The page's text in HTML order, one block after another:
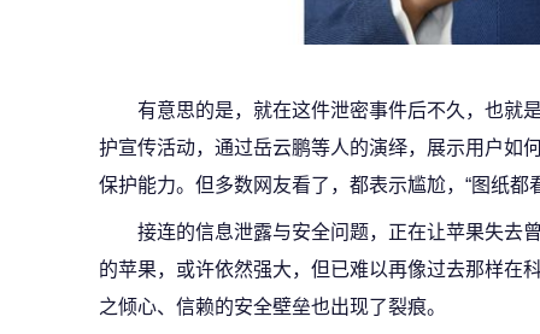
有意思的是，就在这件泄密事件后不久，也就
护宣传活动，通过岳云鹏等人的演绎，展示用户如
保护能力。但多数网友看了，都表示尴尬，“图纸都
接连的信息泄露与安全问题，正在让苹果失去
的苹果，或许依然强大，但已难以再像过去那样在
之倾心、信赖的安全壁垒也出现了裂痕。